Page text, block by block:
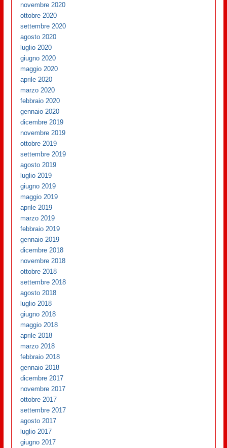
novembre 2020
ottobre 2020
settembre 2020
agosto 2020
luglio 2020
giugno 2020
maggio 2020
aprile 2020
marzo 2020
febbraio 2020
gennaio 2020
dicembre 2019
novembre 2019
ottobre 2019
settembre 2019
agosto 2019
luglio 2019
giugno 2019
maggio 2019
aprile 2019
marzo 2019
febbraio 2019
gennaio 2019
dicembre 2018
novembre 2018
ottobre 2018
settembre 2018
agosto 2018
luglio 2018
giugno 2018
maggio 2018
aprile 2018
marzo 2018
febbraio 2018
gennaio 2018
dicembre 2017
novembre 2017
ottobre 2017
settembre 2017
agosto 2017
luglio 2017
giugno 2017